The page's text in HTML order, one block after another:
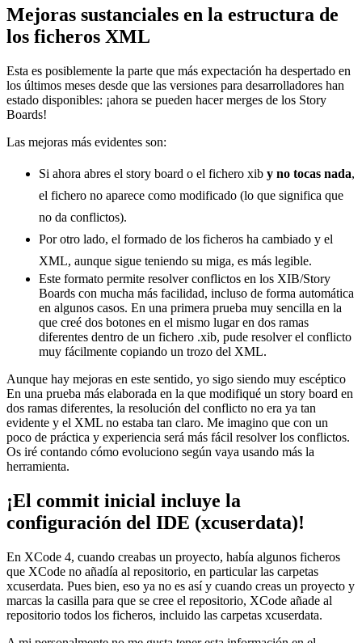
Mejoras sustanciales en la estructura de
los ficheros XML
Esta es posiblemente la parte que más expectación ha despertado en
los últimos meses desde que las versiones para desarrolladores han
estado disponibles: ¡ahora se pueden hacer merges de los Story
Boards!
Las mejoras más evidentes son:
Si ahora abres el story board o el fichero xib y no tocas nada,
el fichero no aparece como modificado (lo que significa que
no da conflictos).
Por otro lado, el formado de los ficheros ha cambiado y el
XML, aunque sigue teniendo su miga, es más legible.
Este formato permite resolver conflictos en los XIB/Story
Boards con mucha más facilidad, incluso de forma automática
en algunos casos. En una primera prueba muy sencilla en la
que creé dos botones en el mismo lugar en dos ramas
diferentes dentro de un fichero .xib, pude resolver el conflicto
muy fácilmente copiando un trozo del XML.
Aunque hay mejoras en este sentido, yo sigo siendo muy escéptico
En una prueba más elaborada en la que modifiqué un story board en
dos ramas diferentes, la resolución del conflicto no era ya tan
evidente y el XML no estaba tan claro. Me imagino que con un
poco de práctica y experiencia será más fácil resolver los conflictos.
Os iré contando cómo evoluciono según vaya usando más la
herramienta.
¡El commit inicial incluye la
configuración del IDE (xcuserdata)!
En XCode 4, cuando creabas un proyecto, había algunos ficheros
que XCode no añadía al repositorio, en particular las carpetas
xcuserdata. Pues bien, eso ya no es así y cuando creas un proyecto y
marcas la casilla para que se cree el repositorio, XCode añade al
repositorio todos los ficheros, incluido las carpetas xcuserdata.